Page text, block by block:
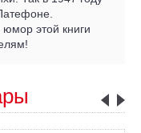
этой книги